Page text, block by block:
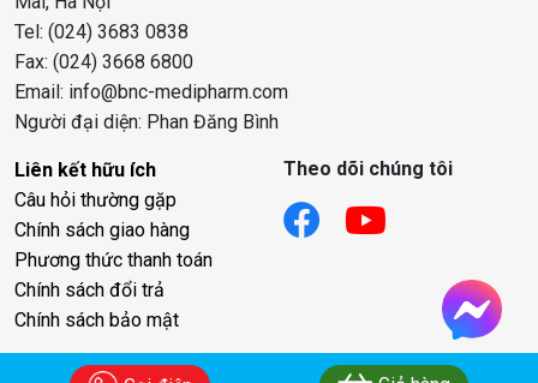
Tel: (024) 3683 0838
Fax: (024) 3668 6800
Email: info@bnc-medipharm.com
Người đại diện: Phan Đăng Bình
Liên kết hữu ích
Câu hỏi thường gặp
Chính sách giao hàng
Phương thức thanh toán
Chính sách đổi trả
Chính sách bảo mật
Theo dõi chúng tôi